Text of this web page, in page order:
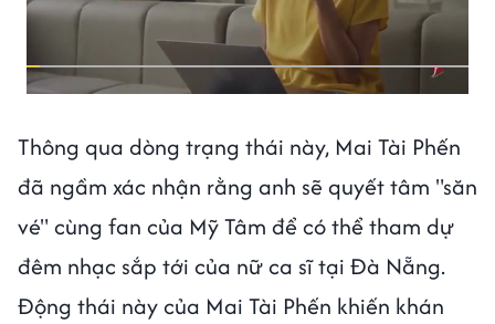
Thông qua dòng trạng thái này, Mai Tài Phến
đã ngầm xác nhận rằng anh sẽ quyết tâm "săn
vé" cùng fan của Mỹ Tâm để có thể tham dự
đêm nhạc sắp tới của nữ ca sĩ tại Đà Nẵng.
Động thái này của Mai Tài Phến khiến khán